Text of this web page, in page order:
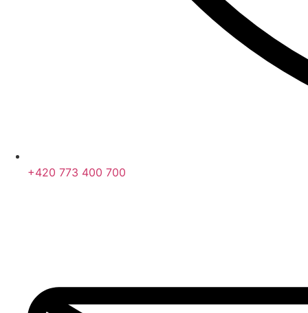
+420 773 400 700